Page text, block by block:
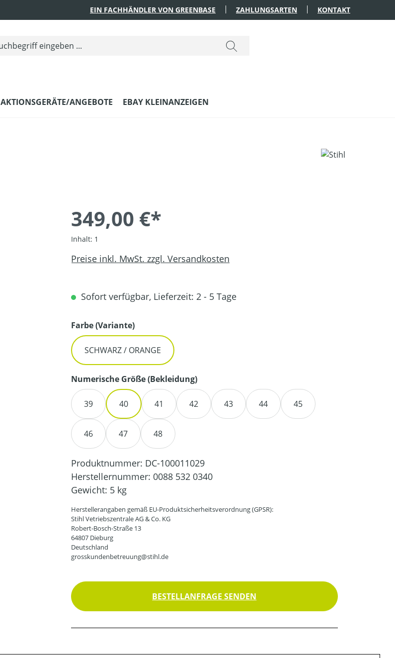
EIN FACHHÄNDLER VON GREENBASE ZAHLUNGSARTEN KONTAKT
AKTIONSGERÄTE/ANGEBOTE EBAY KLEINANZEIGEN
349,00 €*
Inhalt: 1
Preise inkl. MwSt. zzgl. Versandkosten
Sofort verfügbar, Lieferzeit: 2 - 5 Tage
Farbe (Variante)auswählen
SCHWARZ / ORANGE
Numerische Größe (Bekleidung)auswählen
39 40 41 42 43 44 45
46 47 48
Produktnummer: DC-100011029
Herstellernummer: 0088 532 0340
Gewicht: 5 kg
Herstellerangaben gemäß EU-Produktsicherheitsverordnung (GPSR):
Stihl Vetriebszentrale AG & Co. KG
Robert-Bosch-Straße 13
64807 Dieburg
Deutschland
grosskundenbetreuung@stihl.de
BESTELLANFRAGE SENDEN